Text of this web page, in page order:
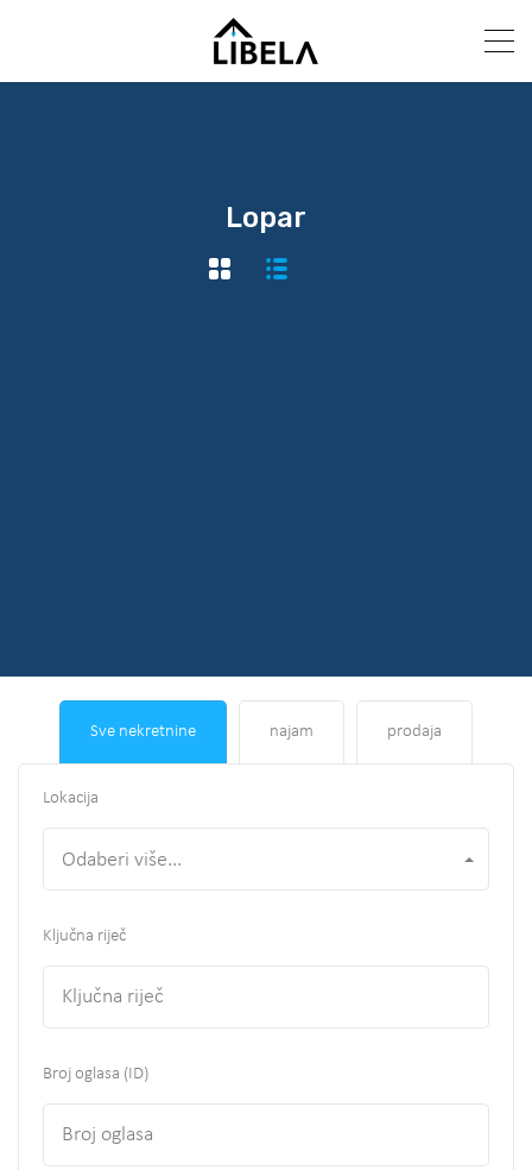
Lopar
Sve nekretnine najam prodaja
Lokacija
Odaberi više...
Ključna riječ
Broj oglasa (ID)